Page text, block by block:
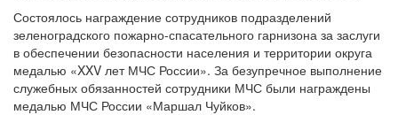
Состоялось награждение сотрудников подразделений
зеленоградского пожарно-спасательного гарнизона за заслуги
в обеспечении безопасности населения и территории округа
медалью «XXV лет МЧС России». За безупречное выполнение
служебных обязанностей сотрудники МЧС были награждены
медалью МЧС России «Маршал Чуйков».